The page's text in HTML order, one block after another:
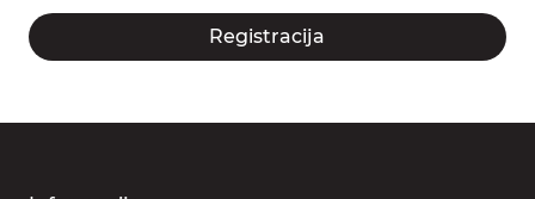
Registracija